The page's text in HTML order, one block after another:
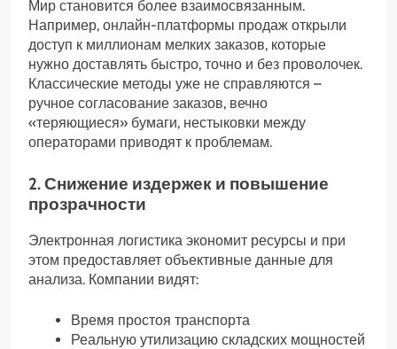
Мир становится более взаимосвязанным.
Например, онлайн-платформы продаж открыли
доступ к миллионам мелких заказов, которые
нужно доставлять быстро, точно и без проволочек.
Классические методы уже не справляются –
ручное согласование заказов, вечно
«теряющиеся» бумаги, нестыковки между
операторами приводят к проблемам.
2. Снижение издержек и повышение
прозрачности
Электронная логистика экономит ресурсы и при
этом предоставляет объективные данные для
анализа. Компании видят:
Время простоя транспорта
Реальную утилизацию складских мощностей